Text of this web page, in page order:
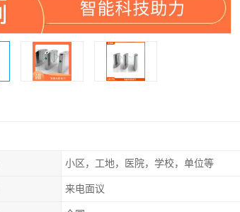
小区，工地，医院，学校，单位等
来电面议